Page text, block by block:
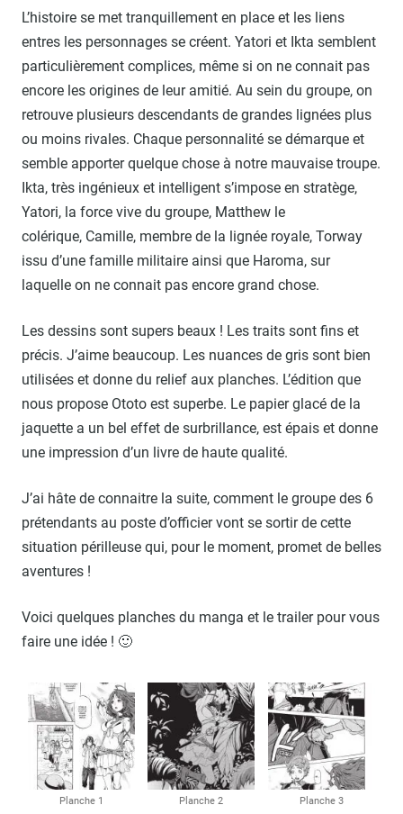
L’histoire se met tranquillement en place et les liens
entres les personnages se créent. Yatori et Ikta semblent
particulièrement complices, même si on ne connait pas
encore les origines de leur amitié. Au sein du groupe, on
retrouve plusieurs descendants de grandes lignées plus
ou moins rivales. Chaque personnalité se démarque et
semble apporter quelque chose à notre mauvaise troupe.
Ikta, très ingénieux et intelligent s’impose en stratège,
Yatori, la force vive du groupe, Matthew le
colérique, Camille, membre de la lignée royale, Torway
issu d’une famille militaire ainsi que Haroma, sur
laquelle on ne connait pas encore grand chose.
Les dessins sont supers beaux ! Les traits sont fins et
précis. J’aime beaucoup. Les nuances de gris sont bien
utilisées et donne du relief aux planches. L’édition que
nous propose Ototo est superbe. Le papier glacé de la
jaquette a un bel effet de surbrillance, est épais et donne
une impression d’un livre de haute qualité.
J’ai hâte de connaitre la suite, comment le groupe des 6
prétendants au poste d’officier vont se sortir de cette
situation périlleuse qui, pour le moment, promet de belles
aventures !
Voici quelques planches du manga et le trailer pour vous
faire une idée ! 🙂
Planche 1 Planche 2 Planche 3